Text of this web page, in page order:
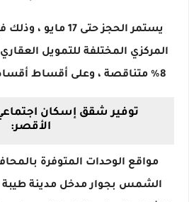
يستمر الحجز حتى 17
8٪ متناقصة ، وعلى أقساط أقساط بحد أقصى 30 عامًا.
الأقصر:
مواقع الوحدات المتوفرة
الشمس بجوار مدخل مدينة طيبة